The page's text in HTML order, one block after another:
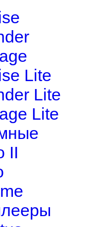
Lite
Lite
Lite
II